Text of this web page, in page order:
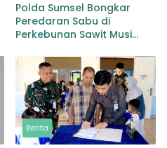
Polda Sumsel Bongkar
Peredaran Sabu di
Perkebunan Sawit Musi
dengan Barang Bukti Sabu
dan Timbangan
Berita